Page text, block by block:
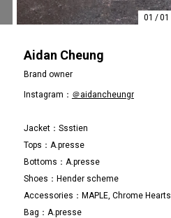
01 /01
Aidan Cheung
Brand owner
Instagram： ＠aidancheungr
Jacket：Ssstien
Tops：A.presse
Bottoms：A.presse
Shoes：Hender scheme
Accessories：MAPLE, Chrome Hearts
Bag：A.presse